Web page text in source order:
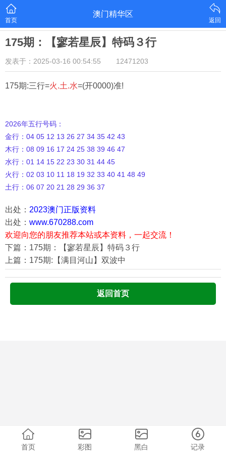
首页
澳门精华区
返回
175期：【寥若星辰】特码３行
发表于：2025-03-16 00:54:55 12471203
175期:三行=火.土.水=(开0000)准!
2026年五行号码：
金行：04 05 12 13 26 27 34 35 42 43
木行：08 09 16 17 24 25 38 39 46 47
水行：01 14 15 22 23 30 31 44 45
火行：02 03 10 11 18 19 32 33 40 41 48 49
土行：06 07 20 21 28 29 36 37
出处： 2023澳门正版资料
出处： www.670288.com
欢迎向您的朋友推荐本站或本资料，一起交流！
下篇：175期：【寥若星辰】特码３行
上篇：175期:【满目河山】双波中
返回首页
首页 彩图 黑白 记录